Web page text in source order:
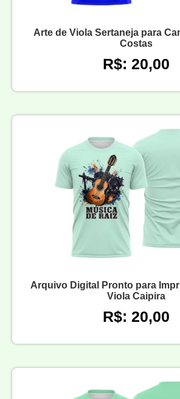
Arte de Viola Sertaneja para
Costas
R$: 20,00
Arquivo Digital Pronto para
Viola Caipira
R$: 20,00